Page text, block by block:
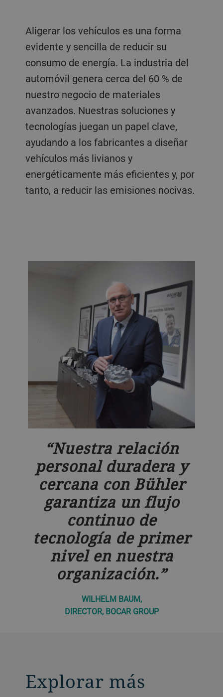
Aligerar los vehículos es una forma
evidente y sencilla de reducir su
consumo de energía. La industria del
automóvil genera cerca del 60 % de
nuestro negocio de materiales
avanzados. Nuestras soluciones y
tecnologías juegan un papel clave,
ayudando a los fabricantes a diseñar
vehículos más livianos y
energéticamente más eficientes y, por
tanto, a reducir las emisiones nocivas.
Nuestra relación
personal duradera y
cercana con Bühler
garantiza un flujo
continuo de
tecnología de primer
nivel en nuestra
organización.
WILHELM BAUM,
DIRECTOR, BOCAR GROUP
Explorar más